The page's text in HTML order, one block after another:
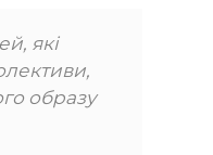
які
образу